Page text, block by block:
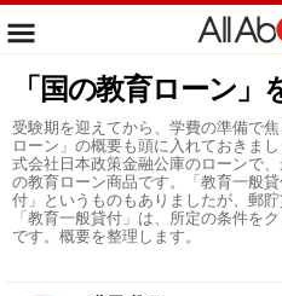
「国の教育ローン」
受験期を迎えてから、学費の準備で
ローン」の概要も頭に入れておきま
式会社日本政策金融公庫のローンで
の教育ローン商品です。「教育一般
付」というものもありましたが、郵
「教育一般貸付」は、所定の条件を
です。概要を整理します。